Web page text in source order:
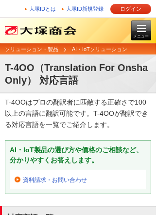
大塚IDとは 大塚ID新規登録 ログイン
メニュー
ソリューション・製品 AI・IoTソリューション
T-4OO（Translation For Onsha
Only） 対応言語
T-4OOはプロの翻訳者に匹敵する正確さで100
以上の言語に翻訳可能です。T-4OOが翻訳でき
る対応言語を一覧でご紹介します。
AI・IoT製品の選び方や価格のご相談など、
分かりやすくお答えします。
資料請求・お問い合わせ